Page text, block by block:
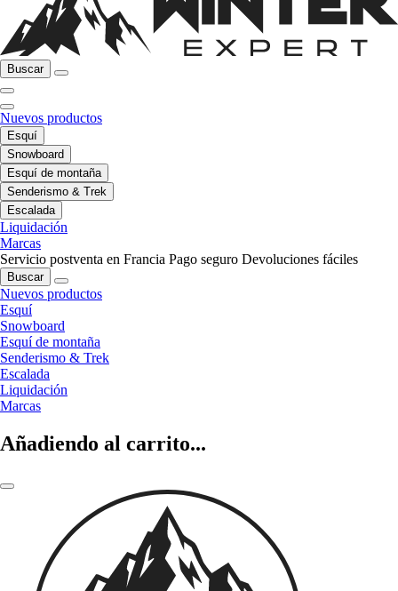
Buscar
Nuevos productos
Esquí
Snowboard
Esquí de montaña
Senderismo & Trek
Escalada
Liquidación
Marcas
Servicio postventa en Francia Pago seguro Devoluciones fáciles
Buscar
Nuevos productos
Esquí
Snowboard
Esquí de montaña
Senderismo & Trek
Escalada
Liquidación
Marcas
Añadiendo al carrito...